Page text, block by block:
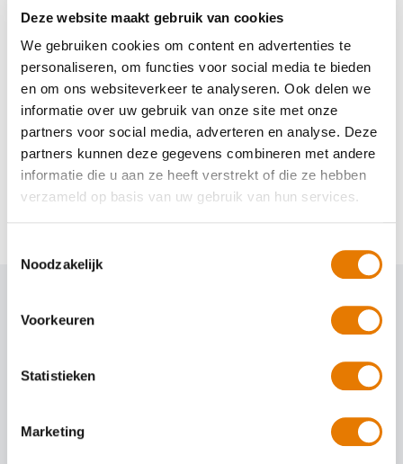
Deze website maakt gebruik van cookies
We gebruiken cookies om content en advertenties te
personaliseren, om functies voor social media te bieden
en om ons websiteverkeer te analyseren. Ook delen we
informatie over uw gebruik van onze site met onze
partners voor social media, adverteren en analyse. Deze
partners kunnen deze gegevens combineren met andere
informatie die u aan ze heeft verstrekt of die ze hebben
verzameld op basis van uw gebruik van hun services.
Noodzakelijk
Voorkeuren
Statistieken
Marketing
Veiligheid, Verlichting
Koplampen polijsten en afstellen doe
je voordat we het najaar ingaan